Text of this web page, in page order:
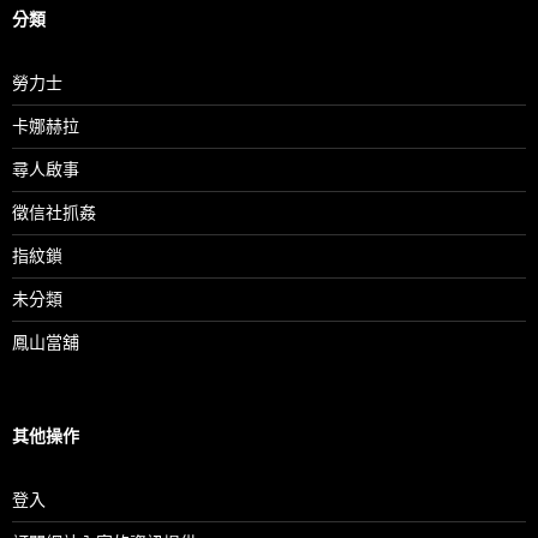
分類
勞力士
卡娜赫拉
尋人啟事
徵信社抓姦
指紋鎖
未分類
鳳山當舖
其他操作
登入